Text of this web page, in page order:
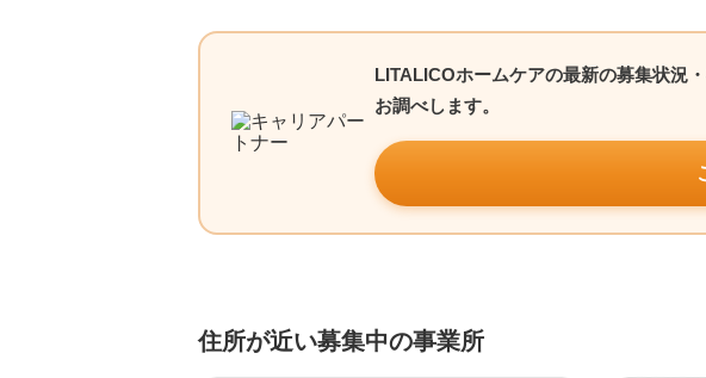
LITALICOホームケアの最新の募集状況
お調べします。
住所が近い募集中の事業所